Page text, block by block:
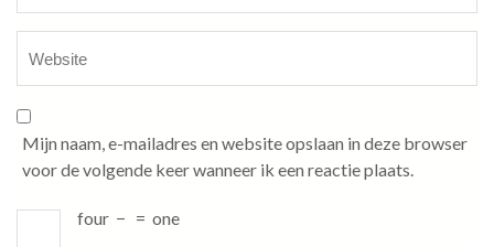
Mijn naam, e-mailadres en website opslaan in deze browser
voor de volgende keer wanneer ik een reactie plaats.
four − = one